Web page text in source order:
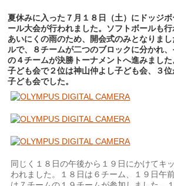
夏休みに入った７月１８日（土）にドッジ
ール大会が行われました。ソフトボールも行
あいにくの雨のため、開会式のみとなりま
ルで、８チームが二つのブロックに分かれ
の４チームが決勝トーナメントへ進みまし
子ども会で２位は神山仲よし子ども会、３
子ども会でした。
同じく１８日の午後から１９日にかけてキ
われました。１８日は６チーム、１９日午